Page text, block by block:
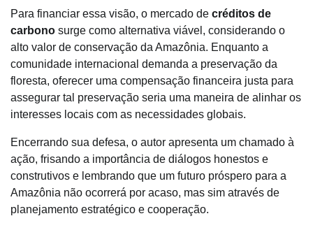
Para financiar essa visão, o mercado de créditos de
carbono surge como alternativa viável, considerando o
alto valor de conservação da Amazônia. Enquanto a
comunidade internacional demanda a preservação da
floresta, oferecer uma compensação financeira justa para
assegurar tal preservação seria uma maneira de alinhar os
interesses locais com as necessidades globais.
Encerrando sua defesa, o autor apresenta um chamado à
ação, frisando a importância de diálogos honestos e
construtivos e lembrando que um futuro próspero para a
Amazônia não ocorrerá por acaso, mas sim através de
planejamento estratégico e cooperação.